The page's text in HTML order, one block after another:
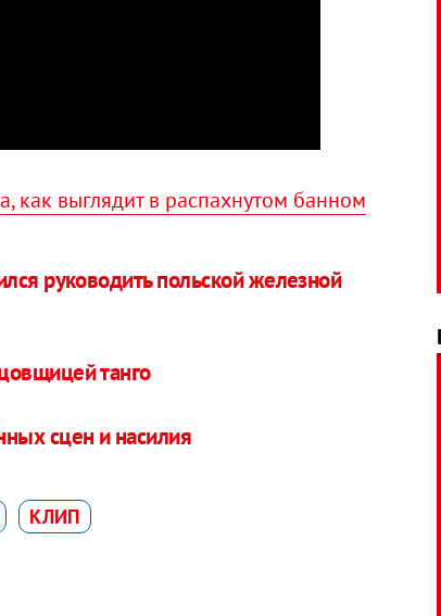
как выглядит в распахнутом банном
руководить польской железной
танго
сцен и насилия
КЛИП